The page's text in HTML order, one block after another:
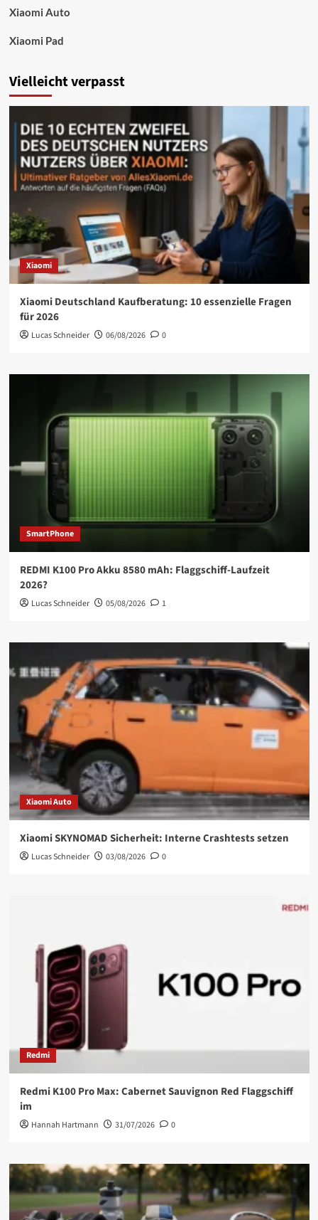
Xiaomi Auto
Xiaomi Pad
Vielleicht verpasst
Xiaomi
Xiaomi Deutschland Kaufberatung: 10 essenzielle Fragen
für 2026
Lucas Schneider 06/08/2026 0
SmartPhone
REDMI K100 Pro Akku 8580 mAh: Flaggschiff-Laufzeit
2026?
Lucas Schneider 05/08/2026 1
Xiaomi Auto
Xiaomi SKYNOMAD Sicherheit: Interne Crashtests setzen
Lucas Schneider 03/08/2026 0
Redmi
Redmi K100 Pro Max: Cabernet Sauvignon Red Flaggschiff
im
Hannah Hartmann 31/07/2026 0